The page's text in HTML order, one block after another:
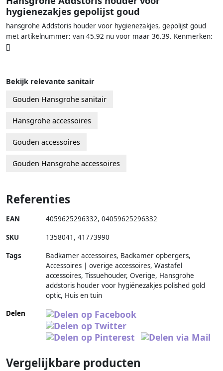
hygienezakjes gepolijst goud
hansgrohe Addstoris houder voor hygienezakjes, gepolijst goud
met artikelnummer: van 45.92 nu voor maar 36.39. Kenmerken:
[]
Bekijk relevante sanitair
Gouden Hansgrohe sanitair
Hansgrohe accessoires
Gouden accessoires
Gouden Hansgrohe accessoires
Referenties
EAN 4059625296332, 04059625296332
SKU 1358041 , 41773990
Tags
Badkamer accessoires, Badkamer opbergers,
Accessoires | overige accessoires, Wastafel
accessoires, Tissuehouder, Overige, Hansgrohe
addstoris houder voor hygiënezakjes polished gold
optic, Huis en tuin
Delen
Vergelijkbare producten